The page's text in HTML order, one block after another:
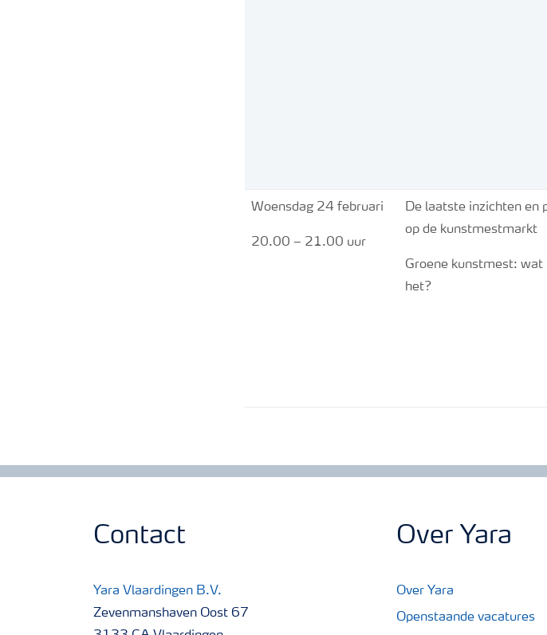
Woensdag 24 februari
20.00 – 21.00 uur
De laatste inzichten en
op de kunstmestmarkt
Groene kunstmest: wat
het?
Contact
Yara Vlaardingen B.V.
Zevenmanshaven Oost 67
Over Yara
Over Yara
Openstaande vacatures